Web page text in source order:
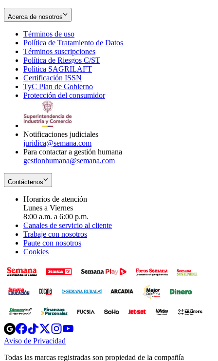
Acerca de nosotros
Términos de uso
in
new
window
Política de Tratamiento de Datos
Términos suscripciones
in
Política de Riesgos C/ST
Política SAGRILAFT
new
window
Certificación ISSN
in
new
TyC Plan de Gobierno
in
Protección del consumidorOpens
Notificaciones judiciales
juridica@semana.com
Para contactar a gestión humana
gestionhumana@semana.com
Contáctenos
Horarios de atención
Lunes a Viernes
8:00 a.m. a 6:00 p.m.
Canales de servicio al cliente
Trabaje con nosotros
Paute con nosotros
Cookies
Opens
in
new
Opens
in
new
Opens
in
new
window
Opens
new
windowwindow
Aviso de Privacidad
new
Todas las marcas registradas son propiedad de la compañía